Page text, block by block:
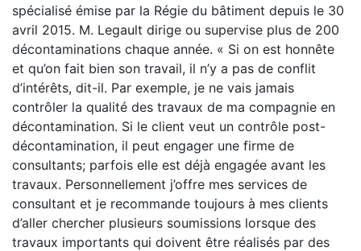
spécialisé émise par la Régie du bâtiment depuis le 30
avril 2015. M. Legault dirige ou supervise plus de 200
décontaminations chaque année. « Si on est honnête
et qu’on fait bien son travail, il n’y a pas de conflit
d’intérêts, dit-il. Par exemple, je ne vais jamais
contrôler la qualité des travaux de ma compagnie en
décontamination. Si le client veut un contrôle post-
décontamination, il peut engager une firme de
consultants; parfois elle est déjà engagée avant les
travaux. Personnellement j’offre mes services de
consultant et je recommande toujours à mes clients
d’aller chercher plusieurs soumissions lorsque des
travaux importants qui doivent être réalisés par des